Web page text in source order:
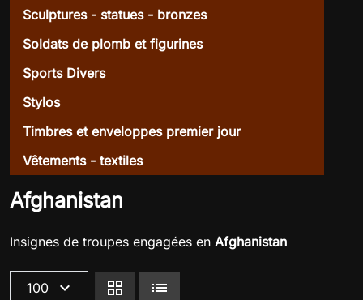
Sculptures - statues - bronzes
Soldats de plomb et figurines
Sports Divers
Stylos
Timbres et enveloppes premier jour
Vêtements - textiles
Afghanistan
Insignes de troupes engagées en Afghanistan
100 expand_more grid_view lists